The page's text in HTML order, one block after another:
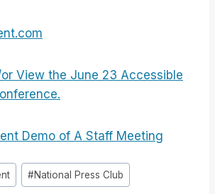
View the June 23 Accessible
Demo of A Staff Meeting
#National Press Club